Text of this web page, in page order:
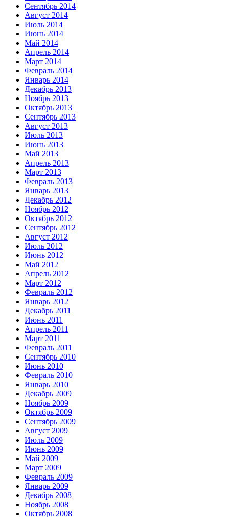
Сентябрь 2014
Август 2014
Июль 2014
Июнь 2014
Май 2014
Апрель 2014
Март 2014
Февраль 2014
Январь 2014
Декабрь 2013
Ноябрь 2013
Октябрь 2013
Сентябрь 2013
Август 2013
Июль 2013
Июнь 2013
Май 2013
Апрель 2013
Март 2013
Февраль 2013
Январь 2013
Декабрь 2012
Ноябрь 2012
Октябрь 2012
Сентябрь 2012
Август 2012
Июль 2012
Июнь 2012
Май 2012
Апрель 2012
Март 2012
Февраль 2012
Январь 2012
Декабрь 2011
Июнь 2011
Апрель 2011
Март 2011
Февраль 2011
Сентябрь 2010
Июнь 2010
Февраль 2010
Январь 2010
Декабрь 2009
Ноябрь 2009
Октябрь 2009
Сентябрь 2009
Август 2009
Июль 2009
Июнь 2009
Май 2009
Март 2009
Февраль 2009
Январь 2009
Декабрь 2008
Ноябрь 2008
Октябрь 2008